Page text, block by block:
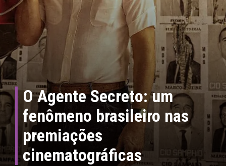
O Agente Secreto: um
fenômeno brasileiro nas
premiações
cinematográficas